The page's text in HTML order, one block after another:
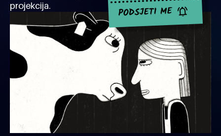
projekcija.
PODSJETI ME